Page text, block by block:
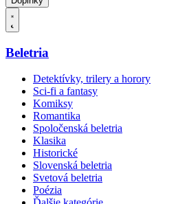
Beletria
Detektívky, trilery a horory
Sci-fi a fantasy
Komiksy
Romantika
Spoločenská beletria
Klasika
Historické
Slovenská beletria
Svetová beletria
Poézia